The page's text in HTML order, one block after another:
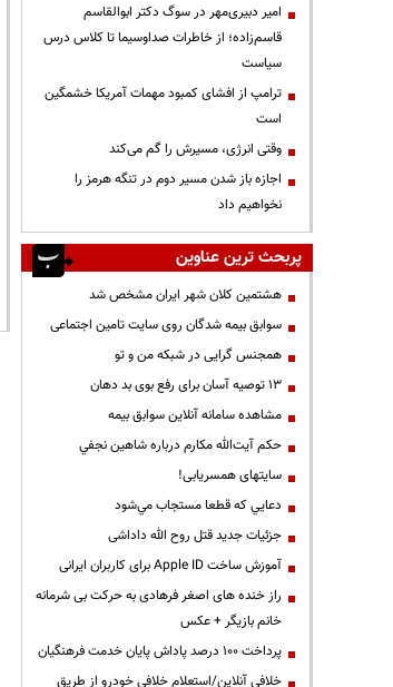
امیر دبیری‌مهر در سوگ دکتر ابوالقاسم
قاسم‌زاده؛ از خاطرات صداوسیما تا کلاس درس
سیاست
ترامپ از افشای کمبود مهمات آمریکا خشمگین
است
وقتی انرژی، مسیرش را گم می‌کند
اجازه باز شدن مسیر دوم در تنگه هرمز را
نخواهیم داد
پربحث ترین عناوین
هشتمین کلان شهر ایران مشخص شد
سوابق بیمه شدگان روی سایت تامین اجتماعی
همجنس گرایی در شبکه من و تو
13 توصیه آسان برای رفع بوی بد دهان
مشاهده سامانه آنلاين سوابق بیمه
حكم آيت‌الله مكارم درباره شاهين نجفي
سایتهای همسریابی!
دعايي كه قطعا مستجاب مي‌شود
جزئیات جدید قتل روح الله داداشی
آموزش ساخت Apple ID برای کاربران ایرانی
راز خنده های اصغر فرهادی به حرکت بی شرمانه
خانم بازیگر + عکس
پرداخت ۱۰۰ درصد پاداش پایان خدمت فرهنگیان
خلافی آنلاین/استعلام خلافی خودرو از طریق